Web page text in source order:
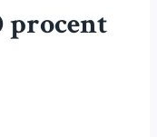
procent